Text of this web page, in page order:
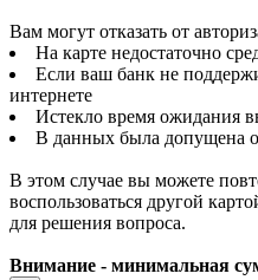
Вам могут отказать от
На карте недостаточно
Если ваш банк не
интернете
Истекло время ожидания
В данных была допущена
В этом случае вы можете
воспользоваться другой
для решения вопроса.
Внимание - минимальная